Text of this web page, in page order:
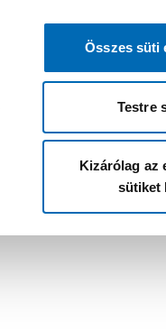
Összes süti
Testre
Kizárólag az
sütiket